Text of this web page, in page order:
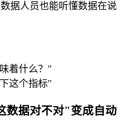
据人员也能听懂数据在说
着什么？"
这个指标"
据对不对"变成自动